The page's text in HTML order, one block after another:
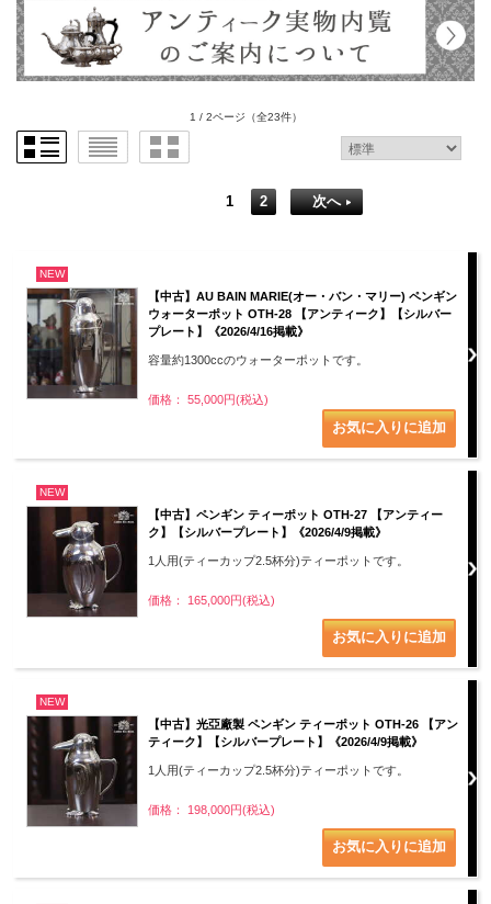
1 / 2ページ （全23件）
1 2 次へ
NEW
【中古】AU BAIN MARIE(オー・バン・マリー) ペンギン
ウォーターポット OTH-28 【アンティーク】【シルバー
プレート】《2026/4/16掲載》
容量約1300ccのウォーターポットです。
価格： 55,000円(税込)
NEW
【中古】ペンギン ティーポット OTH-27 【アンティー
ク】【シルバープレート】《2026/4/9掲載》
1人用(ティーカップ2.5杯分)ティーポットです。
価格： 165,000円(税込)
NEW
【中古】光亞廠製 ペンギン ティーポット OTH-26 【アン
ティーク】【シルバープレート】《2026/4/9掲載》
1人用(ティーカップ2.5杯分)ティーポットです。
価格： 198,000円(税込)